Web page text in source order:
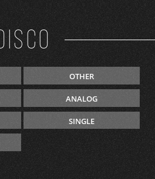
OTHER
ANALOG
SINGLE